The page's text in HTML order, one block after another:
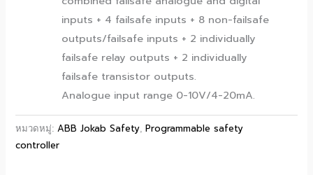
inputs + 4 failsafe inputs + 8 non-failsafe
outputs/failsafe inputs + 2 individually
failsafe relay outputs + 2 individually
failsafe transistor outputs.
Analogue input range 0-10V/4-20mA.
หมวดหมู่: ABB Jokab Safety ,Programmable safety
controller